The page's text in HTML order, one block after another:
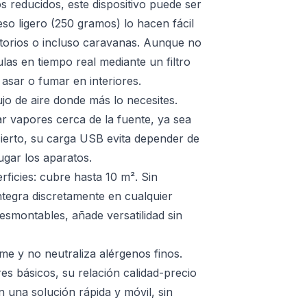
reducidos, este dispositivo puede ser
ligero (250 gramos) lo hacen fácil
o incluso caravanas. Aunque no
en tiempo real mediante un filtro
o fumar en interiores.
de aire donde más lo necesites.
vapores cerca de la fuente, ya sea
su carga USB evita depender de
los aparatos.
cubre hasta 10 m². Sin
discretamente en cualquier
añade versatilidad sin
y no neutraliza alérgenos finos.
básicos, su relación calidad-precio
una solución rápida y móvil, sin